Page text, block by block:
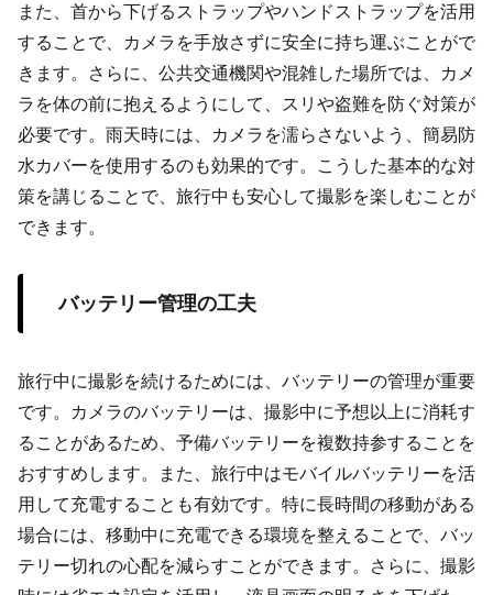
また、首から下げるストラップやハンドストラップを活用
することで、カメラを手放さずに安全に持ち運ぶことがで
きます。さらに、公共交通機関や混雑した場所では、カメ
ラを体の前に抱えるようにして、スリや盗難を防ぐ対策が
必要です。雨天時には、カメラを濡らさないよう、簡易防
水カバーを使用するのも効果的です。こうした基本的な対
策を講じることで、旅行中も安心して撮影を楽しむことが
できます。
バッテリー管理の工夫
旅行中に撮影を続けるためには、バッテリーの管理が重要
です。カメラのバッテリーは、撮影中に予想以上に消耗す
ることがあるため、予備バッテリーを複数持参することを
おすすめします。また、旅行中はモバイルバッテリーを活
用して充電することも有効です。特に長時間の移動がある
場合には、移動中に充電できる環境を整えることで、バッ
テリー切れの心配を減らすことができます。さらに、撮影